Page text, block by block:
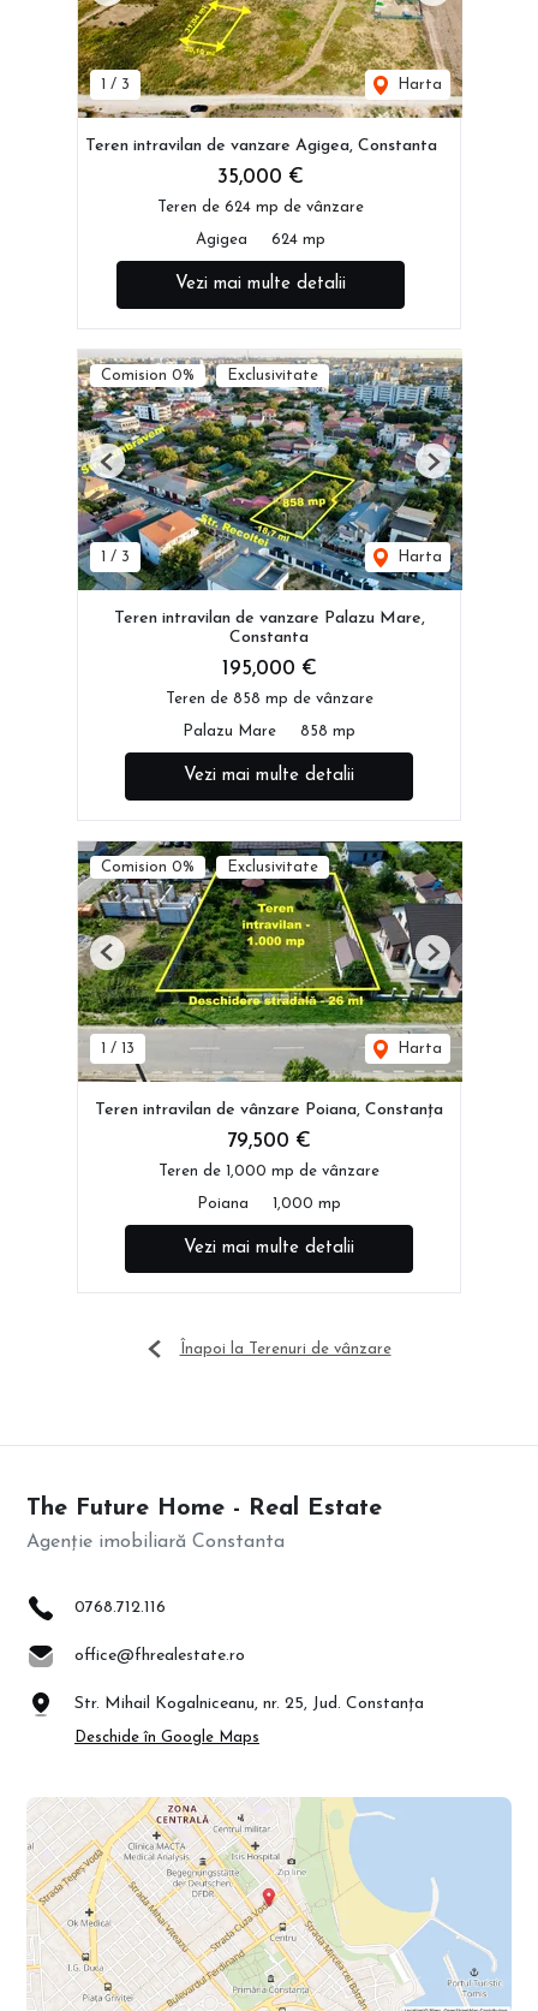
/ 3 Harta
Teren intravilan de vanzare Agigea, Constanta
35,000 €
Teren de 624 mp de vânzare
Agigea 624 mp
Vezi mai multe detalii
Comision 0% Exclusivitate
1 / 3 Harta
Previous Next
Teren intravilan de vanzare Palazu Mare,
Constanta
195,000 €
Teren de 858 mp de vânzare
Palazu Mare 858 mp
Vezi mai multe detalii
Comision 0% Exclusivitate
1 / 13 Harta
Previous Next
Teren intravilan de vânzare Poiana, Constanța
79,500 €
Teren de 1,000 mp de vânzare
Poiana 1,000 mp
Vezi mai multe detalii
Înapoi la Terenuri de vânzare
The Future Home - Real Estate
Agenție imobiliară Constanta
0768.712.116
office@fhrealestate.ro
Str. Mihail Kogalniceanu, nr. 25, Jud. Constanța
Deschide în Google Maps